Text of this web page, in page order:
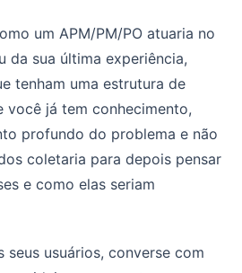
um APM/PM/PO atuaria no
da sua última experiência,
tenham uma estrutura de
você já tem conhecimento,
profundo do problema e não
coletaria para depois pensar
e como elas seriam
seus usuários, converse com